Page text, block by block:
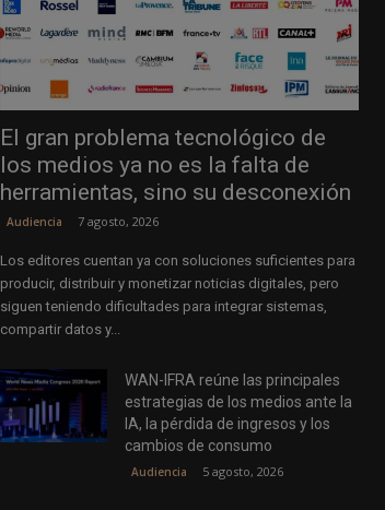
El gran problema tecnológico de
los medios ya no es la falta de
herramientas, sino su desconexión
Audiencia 7 agosto, 2026
Los editores cuentan ya con soluciones suficientes para
producir, distribuir y monetizar noticias digitales, pero
siguen teniendo dificultades para integrar sistemas,
compartir datos y...
WAN-IFRA reúne las principales
estrategias de los medios ante la
IA, la pérdida de ingresos y los
cambios de consumo
Audiencia 5 agosto, 2026